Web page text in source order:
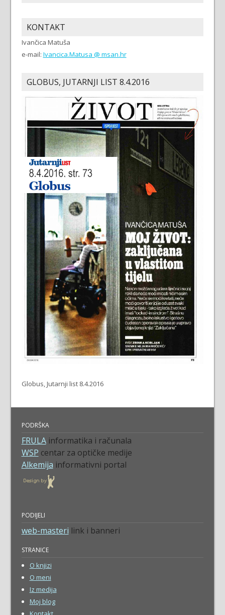
KONTAKT
Ivančica Matuša
e-mail: Ivancica.Matusa @ msan.hr
GLOBUS, JUTARNJI LIST 8.4.2016
Globus, Jutarnji list 8.4.2016
PODRŠKA
FRULAinformatika i računala
WSP centar za optičke medije
Alkemija informativni portal
PODIJELI
web-masteri link i banneri
STRANICE
O knjizi
O meni
Iz medija
Moj blog